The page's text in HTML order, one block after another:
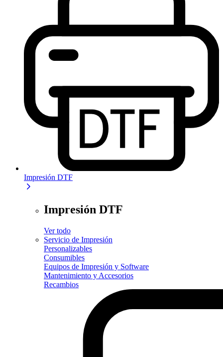
Impresión DTF
Impresión DTF
Ver todo
Servicio de Impresión
Personalizables
Consumibles
Equipos de Impresión y Software
Mantenimiento y Accesorios
Recambios